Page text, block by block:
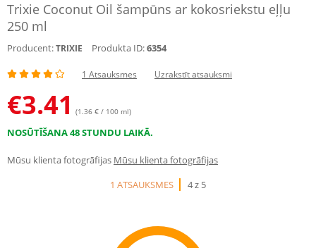
Trixie Coconut Oil šampūns ar kokosriekstu eļļu
250 ml
Producent:TRIXIE Produkta ID:6354
1 Atsauksmes Uzrakstīt atsauksmi
€3.41 (1.36 € / 100 ml)
NOSŪTĪŠANA 48 STUNDU LAIKĀ.
Mūsu klienta fotogrāfijas Mūsu klienta fotogrāfijas
1 ATSAUKSMES
4 z 5